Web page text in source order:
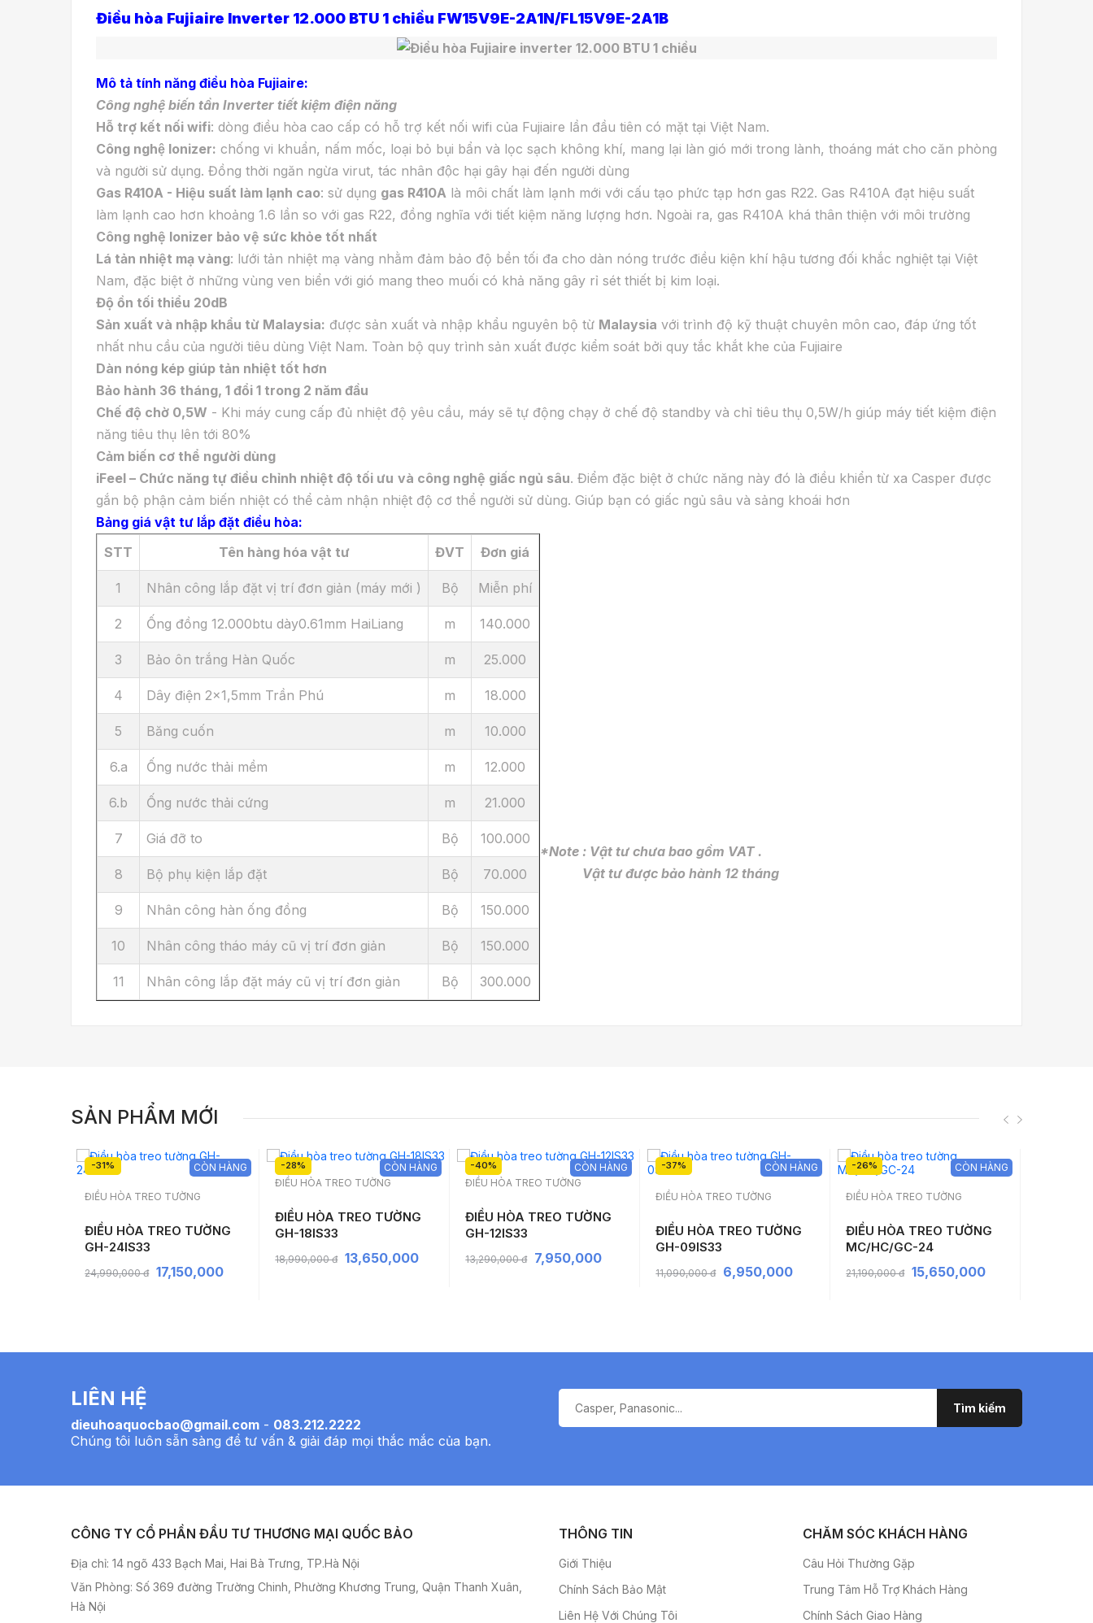
Điều hòa Fujiaire Inverter 12.000 BTU 1 chiều FW15V9E-2A1N/FL15V9E-2A1B
Mô tả tính năng điều hòa Fujiaire:
Công nghệ biến tần Inverter tiết kiệm điện năng
Hỗ trợ kết nối wifi: dòng điều hòa cao cấp có hỗ trợ kết nối wifi của Fujiaire lần đầu tiên có mặt tại Việt Nam.
Công nghệ Ionizer: chống vi khuẩn, nấm mốc, loại bỏ bụi bẩn và lọc sạch không khí, mang lại làn gió mới trong lành, thoáng mát cho căn phòng
và người sử dụng. Đồng thời ngăn ngừa virut, tác nhân độc hại gây hại đến người dùng
Gas R410A - Hiệu suất làm lạnh cao: sử dụng gas R410A là môi chất làm lạnh mới với cấu tạo phức tạp hơn gas R22. Gas R410A đạt hiệu suất
làm lạnh cao hơn khoảng 1.6 lần so với gas R22, đồng nghĩa với tiết kiệm năng lượng hơn. Ngoài ra, gas R410A khá thân thiện với môi trường
Công nghệ Ionizer bảo vệ sức khỏe tốt nhất
Lá tản nhiệt mạ vàng: lưới tản nhiệt mạ vàng nhằm đảm bảo độ bền tối đa cho dàn nóng trước điều kiện khí hậu tương đối khắc nghiệt tại Việt
Nam, đặc biệt ở những vùng ven biển với gió mang theo muối có khả năng gây rỉ sét thiết bị kim loại.
Độ ồn tối thiểu 20dB
Sản xuất và nhập khẩu từ Malaysia: được sản xuất và nhập khẩu nguyên bộ từ Malaysia với trình độ kỹ thuật chuyên môn cao, đáp ứng tốt
nhất nhu cầu của người tiêu dùng Việt Nam. Toàn bộ quy trình sản xuất được kiểm soát bởi quy tắc khắt khe của Fujiaire
Dàn nóng kép giúp tản nhiệt tốt hơn
Bảo hành 36 tháng, 1 đổi 1 trong 2 năm đầu
Chế độ chờ 0,5W - Khi máy cung cấp đủ nhiệt độ yêu cầu, máy sẽ tự động chạy ở chế độ standby và chỉ tiêu thụ 0,5W/h giúp máy tiết kiệm điện
năng tiêu thụ lên tới 80%
Cảm biến cơ thể người dùng
iFeel – Chức năng tự điều chỉnh nhiệt độ tối ưu và công nghệ giấc ngủ sâu. Điểm đặc biệt ở chức năng này đó là điều khiển từ xa Casper được
gắn bộ phận cảm biến nhiệt có thể cảm nhận nhiệt độ cơ thể người sử dùng. Giúp bạn có giấc ngủ sâu và sảng khoái hơn
Bảng giá vật tư lắp đặt điều hòa:
STT
Tên hàng hóa vật tư ĐVT Đơn giá
1 Nhân công lắp đặt vị trí đơn giản (máy mới ) Bộ Miễn phí
2 Ống đồng 12.000btu dày0.61mm HaiLiang m 140.000
3 Bảo ôn trắng Hàn Quốc m 25.000
4 Dây điện 2x1,5mm Trần Phú m 18.000
5 Băng cuốn m 10.000
6.a Ống nước thải mềm m 12.000
6.b Ống nước thải cứng m 21.000
7 Giá đỡ to Bộ 100.000
8 Bộ phụ kiện lắp đặt Bộ 70.000
9 Nhân công hàn ống đồng Bộ 150.000
10 Nhân công tháo máy cũ vị trí đơn giản Bộ 150.000
11 Nhân công lắp đặt máy cũ vị trí đơn giản Bộ 300.000
*Note : Vật tư chưa bao gồm VAT .
Vật tư được bảo hành 12 tháng
SẢN PHẨM MỚI
-31%
ĐIỀU HÒA TREO TƯỜNG
ĐIỀU HÒA TREO TƯỜNG
GH-24IS33
CÒN HÀNG
24,990,000 đ 17,150,000
-28%
ĐIỀU HÒA TREO TƯỜNG
ĐIỀU HÒA TREO TƯỜNG
GH-18IS33
CÒN HÀNG
18,990,000 đ 13,650,000
-40%
ĐIỀU HÒA TREO TƯỜNG
ĐIỀU HÒA TREO TƯỜNG
GH-12IS33
CÒN HÀNG
13,290,000 đ 7,950,000
-37%
ĐIỀU HÒA TREO TƯỜNG
ĐIỀU HÒA TREO TƯỜNG
GH-09IS33
CÒN HÀNG
11,090,000 đ 6,950,000
-26%
ĐIỀU HÒA TREO TƯỜNG
ĐIỀU HÒA TREO TƯỜNG
MC/HC/GC-24
CÒN HÀNG
21,190,000 đ 15,650,000
LIÊN HỆ
dieuhoaquocbao@gmail.com - 083.212.2222
Chúng tôi luôn sẵn sàng để tư vấn & giải đáp mọi thắc mắc của bạn.
CÔNG TY CỔ PHẦN ĐẦU TƯ THƯƠNG MẠI QUỐC BẢO
Địa chỉ: 14 ngõ 433 Bạch Mai, Hai Bà Trưng, TP.Hà Nội
Văn Phòng: Số 369 đường Trường Chinh, Phường Khương Trung, Quận Thanh Xuân,
Hà Nội
THÔNG TIN
Giới Thiệu
Chính Sách Bảo Mật
Liên Hệ Với Chúng Tôi
CHĂM SÓC KHÁCH HÀNG
Câu Hỏi Thường Gặp
Trung Tâm Hỗ Trợ Khách Hàng
Chính Sách Giao Hàng